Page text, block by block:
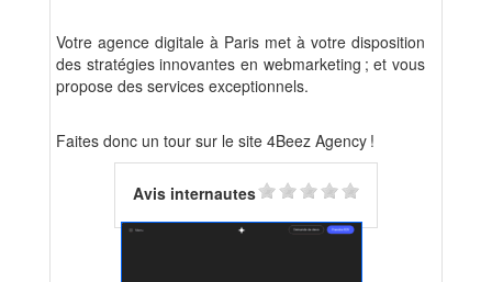
Votre agence digitale à Paris met à votre disposition
des stratégies innovantes en webmarketing ; et vous
propose des services exceptionnels.
Faites donc un tour sur le site 4Beez Agency !
Avis internautes